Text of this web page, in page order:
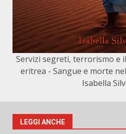
Servizi segreti, terrorismo e
eritrea - Sangue e morte
Isabella
LEGGI ANCHE